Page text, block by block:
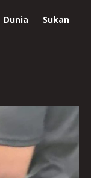
Dunia Sukan